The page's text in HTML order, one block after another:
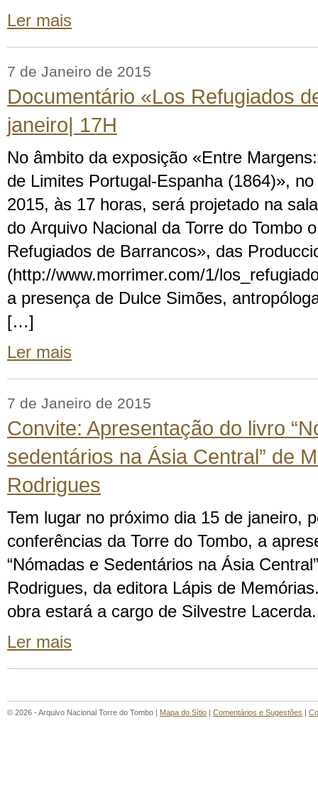
Ler mais
7 de Janeiro de 2015
Documentário «Los Refugiados
janeiro| 17H
No âmbito da exposição «Entre
de Limites Portugal-Espanha (1864)»,
2015, às 17 horas, será projetado na
do Arquivo Nacional da Torre do Tombo
Refugiados de Barrancos», das
(http://www.morrimer.com/1/
a presença de Dulce Simões,
[…]
Ler mais
7 de Janeiro de 2015
Convite: Apresentação do livro
sedentários na Ásia Central” de
Rodrigues
Tem lugar no próximo dia 15 de janeiro,
conferências da Torre do Tombo, a
“Nómadas e Sedentários na Ásia
Rodrigues, da editora Lápis de
obra estará a cargo de Silvestre Lacerda.
Ler mais
© 2026 - Arquivo Nacional Torre do Tombo | Mapa do Sítio | Comentários e Sugestões |